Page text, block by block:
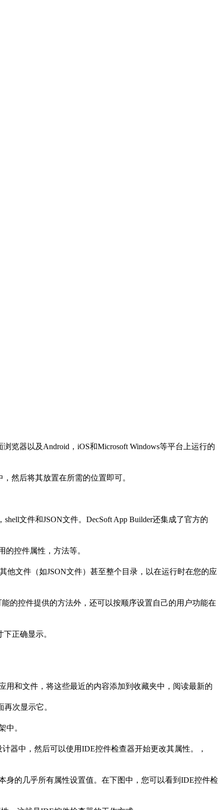
览器以及Android，iOS和Microsoft Windows等平台上运行的
然后将其放置在所需的位置即可。
文件和JSON文件。DecSoft App Builder还集成了官方的
的控件属性，方法等。
他文件（如JSON文件）甚至整个目录，以在运行时在您的应
的控件提供的方法外，还可以按顺序设置自己的用户功能在
正确显示。
用和文件，将这些最近的内容添加到收藏夹中，阅读最新的
次显示它。
中。
器中，然后可以使用IDE控件检查器开始更改其属性。，
身的几乎所有属性设置值。在下图中，您可以看到IDE控件检